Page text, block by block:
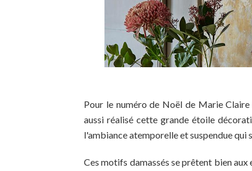
Pour le numéro de Noël de Marie
aussi réalisé cette grande étoile
l'ambiance atemporelle et suspendue qui
Ces motifs damassés se prêtent bien